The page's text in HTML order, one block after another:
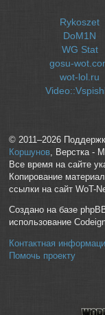
Rykoszet
DoM1N
WG Stat
gosu-
wot-lol.ru
© 2011–2026
Коршунов, Верстка -
Все время на сайте
Копирование
ссылки на сайт WoT-
Создано на базе
использование
Контактная
Помочь проекту